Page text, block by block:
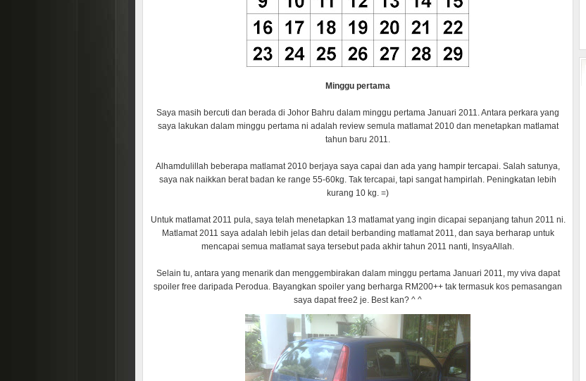
Minggu pertama
Saya masih bercuti dan berada di Johor Bahru dalam minggu pertama Januari 2011. Antara perkara yang
saya lakukan dalam minggu pertama ni adalah review semula matlamat 2010 dan menetapkan matlamat
tahun baru 2011.
Alhamdulillah beberapa matlamat 2010 berjaya saya capai dan ada yang hampir tercapai. Salah satunya,
saya nak naikkan berat badan ke range 55-60kg. Tak tercapai, tapi sangat hampirlah. Peningkatan lebih
kurang 10 kg. =)
Untuk matlamat 2011 pula, saya telah menetapkan 13 matlamat yang ingin dicapai sepanjang tahun 2011 ni.
Matlamat 2011 saya adalah lebih jelas dan detail berbanding matlamat 2011, dan saya berharap untuk
mencapai semua matlamat saya tersebut pada akhir tahun 2011 nanti, InsyaAllah.
Selain tu, antara yang menarik dan menggembirakan dalam minggu pertama Januari 2011, my viva dapat
spoiler free daripada Perodua. Bayangkan spoiler yang berharga RM200++ tak termasuk kos pemasangan
saya dapat free2 je. Best kan? ^ ^